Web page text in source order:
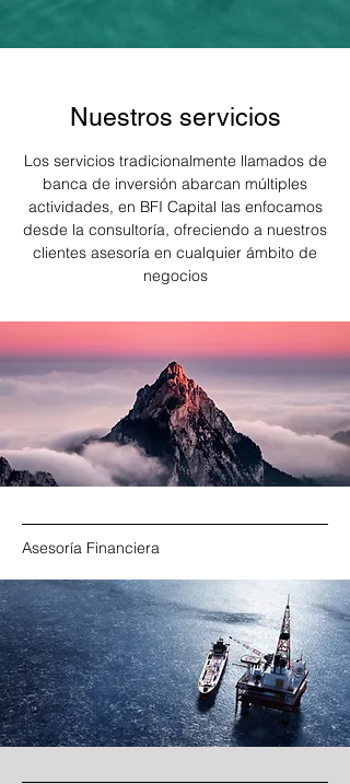
Nuestros servicios
Los servicios tradicionalmente llamados de
banca de inversión abarcan múltiples
actividades, en BFI Capital las enfocamos
desde la consultoría, ofreciendo a nuestros
clientes asesoría en cualquier ámbito de
negocios
Asesoría Financiera